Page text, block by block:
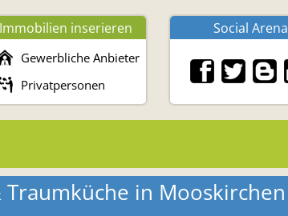
Social Arena
Immobilien inserieren
Gewerbliche Anbieter
Privatpersonen
in Mooskirchen